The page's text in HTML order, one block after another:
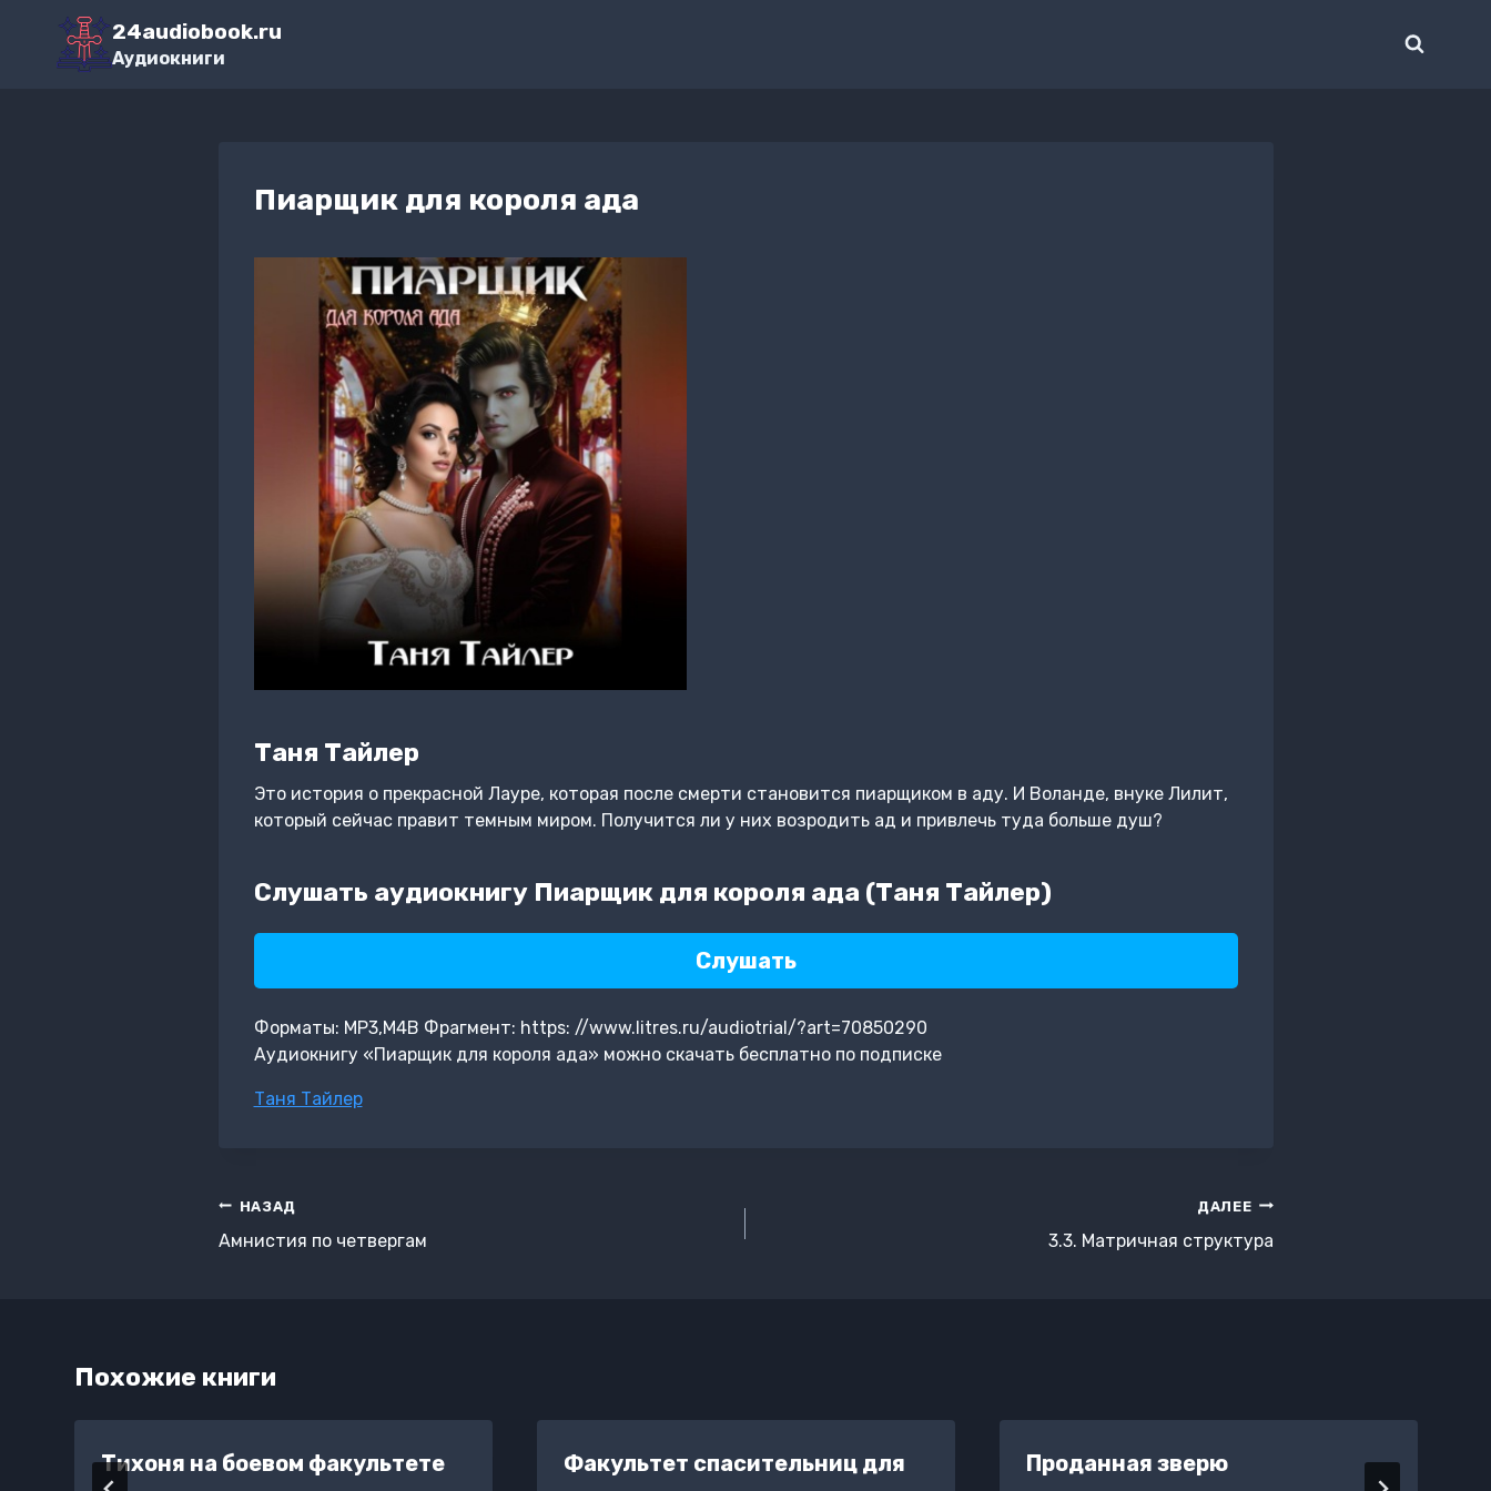
Перейти
содержимому
24audiobook.ru
Аудиокниги
Пиарщик для короля ада
Таня Тайлер
Это история о прекрасной Лауре, которая после смерти становится пиарщиком в аду. И Воланде, внуке Лилит,
который сейчас правит темным миром. Получится ли у них возродить ад и привлечь туда больше душ?
Слушать аудиокнигу Пиарщик для короля ада (Таня Тайлер)
Слушать
Форматы: MP3,M4B Фрагмент: https: //www.litres.ru/audiotrial/?art=70850290
Аудиокнигу «Пиарщик для короля ада» можно скачать бесплатно по подписке
Метки
Таня Тайлер
Навигация
по
НАЗАД
Амнистия по четвергам
ДАЛЕЕ
3.3. Матричная структура
Похожие книги
Тихоня на боевом факультете
Факультет спасительниц для
Проданная зверю